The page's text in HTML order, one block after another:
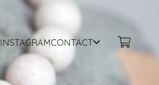
INSTAGRAMCONTACT